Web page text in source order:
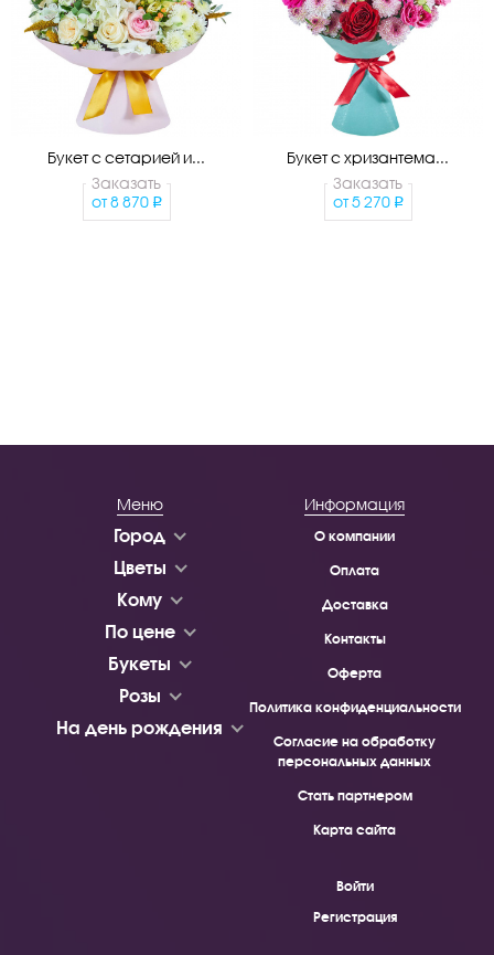
Букет с сетарией и...
Заказать
от 8 870
Букет с хризантема...
Заказать
от 5 270
Меню
Город
Цветы
Кому
По цене
Букеты
Розы
На день рождения
Информация
О компании
Оплата
Доставка
Контакты
Оферта
Политика конфиденциальности
Согласие на обработку
персональных данных
Стать партнером
Карта сайта
Войти
Регистрация